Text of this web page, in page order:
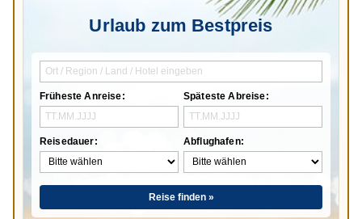
Urlaub zum Bestpreis
Früheste Anreise:
Reisedauer:
Späteste Abreise:
Abflughafen:
Reise finden »